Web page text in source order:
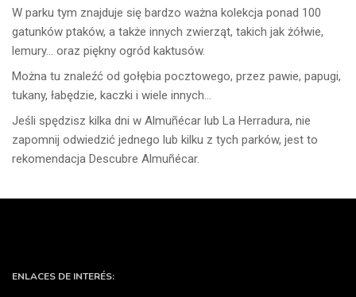
W parku tym znajduje się bardzo ważna kolekcja ponad 100
gatunków ptaków, a także innych zwierząt, takich jak żółwie,
lemury… oraz piękny ogród kaktusów.
Można tu znaleźć od gołębia pocztowego, przez pawie, papugi,
tukany, łabędzie, kaczki i wiele innych…
Jeśli spędzisz kilka dni w Almuñécar lub La Herradura, nie
zapomnij odwiedzić jednego lub kilku z tych parków, jest to
rekomendacja Descubre Almuñécar.
ENLACES DE INTERÉS: